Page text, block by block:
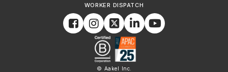
WORKER DISPATCH
© Aakel Inc.